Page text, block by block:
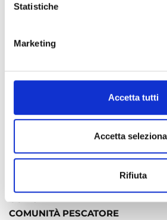
Statistiche
Marketing
Accetta tutti
Accetta
Rifiuta
COMUNITÀ MARINELLA
COMUNITÀ PESCATORE